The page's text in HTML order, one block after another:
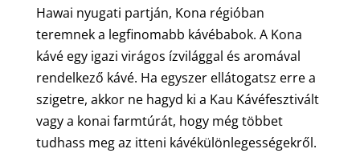
Hawai nyugati partján, Kona régióban
teremnek a legfinomabb kávébabok. A Kona
kávé egy igazi virágos ízvilággal és aromával
rendelkező kávé. Ha egyszer ellátogatsz erre a
szigetre, akkor ne hagyd ki a Kau Kávéfesztivált
vagy a konai farmtúrát, hogy még többet
tudhass meg az itteni kávékülönlegességekről.